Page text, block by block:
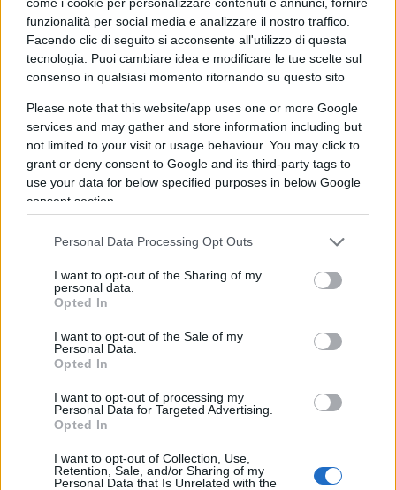
funzionalità per social media e analizzare il nostro traffico.
Facendo clic di seguito si acconsente all'utilizzo di questa
tecnologia. Puoi cambiare idea e modificare le tue scelte sul
consenso in qualsiasi momento ritornando su questo sito
Please note that this website/app uses one or more Google
services and may gather and store information including but
not limited to your visit or usage behaviour. You may click to
grant or deny consent to Google and its third-party tags to
use your data for below specified purposes in below Google
consent section.
Personal Data Processing Opt Outs
I want to opt-out of the Sharing of my
personal data.
Opted In
I want to opt-out of the Sale of my
Personal Data.
Opted In
I want to opt-out of processing my
Personal Data for Targeted Advertising.
Opted In
I want to opt-out of Collection, Use,
Retention, Sale, and/or Sharing of my
Personal Data that Is Unrelated with the
inquilino di Palazzo Chigi, presentate stamattina,
con un reincarico che dovrebbe uscire dal
cappello di Mattarella. Il trucco c’è e si vede, anzi è
ottenere domani quello cui si puntava oggi, un
gruppo autonomo a Palazzo Madama sufficiente a
continuare la navigazione. Resta una domanda:
perché mai Mattarella dovrebbe far da sponda a
una crisi cosiddetta “pilotata” sulla base della sola
promessa da parte di Conte di far tornare i conti
prevenuto con le dimissioni una sicura sconfitta?
Certo, Conte gli direbbe che ha in mente un
discorso fenomenale, nel contenuto, si intende,
non nella forma, perché come oratore l’avvocato
“aiutateci” più pressante e toccante, contando di
riscaldare quel Senato che la volta scorsa era
rimasto un po’ freddo. Ma il sottinteso, che solo
un Matterella estremamente compiacente